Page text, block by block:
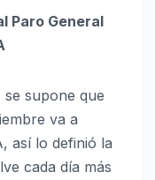
Paro General
supone que
va a
así lo definió la
cada día más